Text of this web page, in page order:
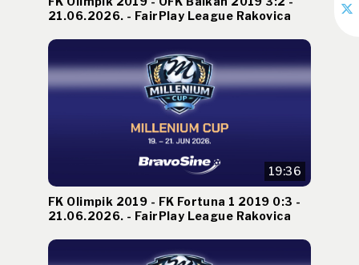
21.06.2026. - FairPlay League Rakovica
19:36
FK Olimpik 2019 - FK Fortuna 1 2019 0:3 -
21.06.2026. - FairPlay League Rakovica